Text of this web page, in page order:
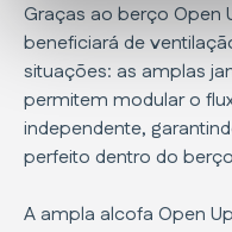
Graças ao berço Open
beneficiará de
situações: as amplas
permitem modular o
independente,
perfeito dentro do
A ampla alcofa Open